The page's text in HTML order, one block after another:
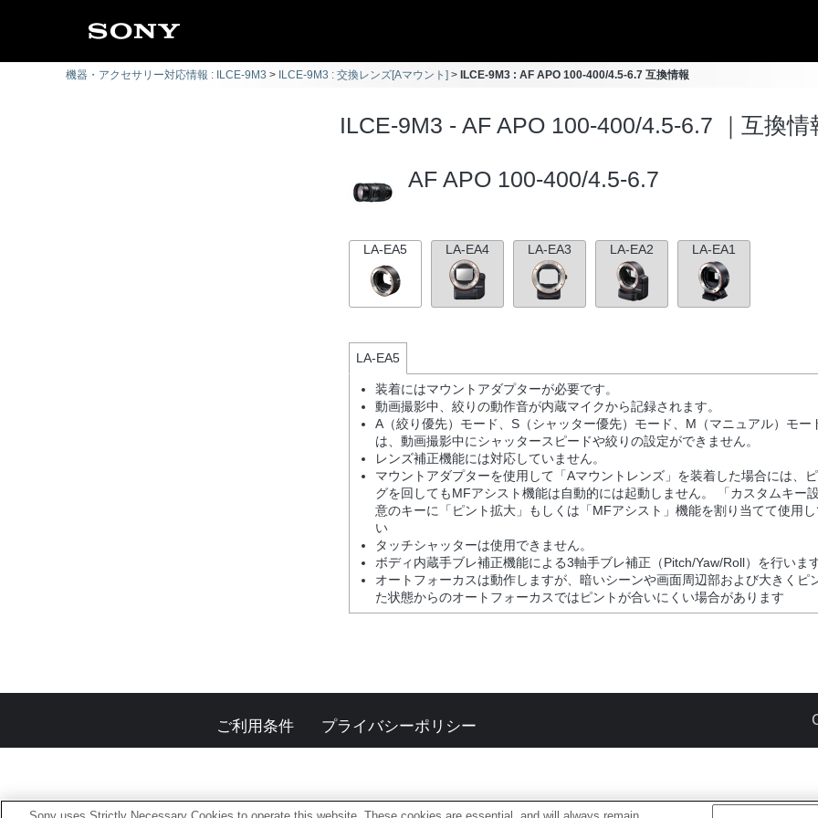
機器・アクセサリー対応情報 : ILCE-9M3 ILCE-9M3 : 交換レンズ[Aマウント] ILCE-9M3 : AF APO 100-400/4.5-6.7 互換情報
ILCE-9M3 - AF APO 100-400/4.5-6.7 ｜互換情
AF APO 100-400/4.5-6.7
LA-EA5 LA-EA4 LA-EA3 LA-EA2 LA-EA1
LA-EA5
装着にはマウントアダプターが必要です。
動画撮影中、絞りの動作音が内蔵マイクから記録されます。
A（絞り優先）モード、S（シャッター優先）モード、M（マニュアル）モー
は、動画撮影中にシャッタースピードや絞りの設定ができません。
レンズ補正機能には対応していません。
マウントアダプターを使用して「Aマウントレンズ」を装着した場合には、
グを回してもMFアシスト機能は自動的には起動しません。 「カスタムキー
意のキーに「ピント拡大」もしくは「MFアシスト」機能を割り当てて使用し
い
タッチシャッターは使用できません。
ボディ内蔵手ブレ補正機能による3軸手ブレ補正（Pitch/Yaw/Roll）を行います
オートフォーカスは動作しますが、暗いシーンや画面周辺部および大きくピ
た状態からのオートフォーカスではピントが合いにくい場合があります
ご利用条件 プライバシーポリシー